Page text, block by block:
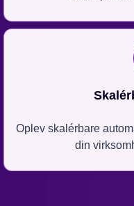
Oplev skalérbare
din